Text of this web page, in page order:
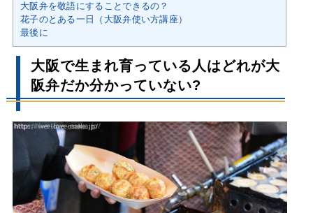
大阪弁を敬語にすることできるの？
花子のとある一日（大阪弁使い方講座）
最後に
大阪で生まれ育っている人はどれが大
阪弁だか分かっていない?